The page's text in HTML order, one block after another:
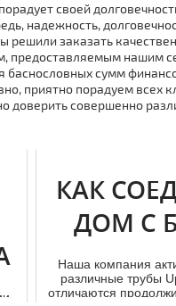
своей
надежность,
заказать
предоставляемым нашим
баснословных сумм
приятно порадуем
доверить совершенно
КАК
ДОМ С
Наша компания
различные тpубы
отличаются